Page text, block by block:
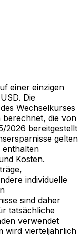
einer einzigen
Die
Wechselkurses
berechnet, die von
2026 bereitgestellt
gelten
enthalten
Kosten.
individuelle
sind daher
tatsächliche
verwendet
wird vierteljährlich